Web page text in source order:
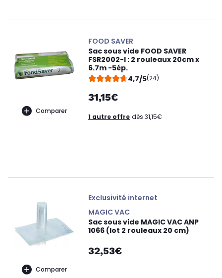
Comparer
FOOD SAVER
Sac sous vide FOOD SAVER
FSR2002-I : 2 rouleaux 20cm x
6.7m -5ép.
4,7/5(24)
31,15€
1 autre offre dès 31,15€
Comparer
Exclusivité internet
MAGIC VAC
Sac sous vide MAGIC VAC ANP
1066 (lot 2 rouleaux 20 cm)
32,53€